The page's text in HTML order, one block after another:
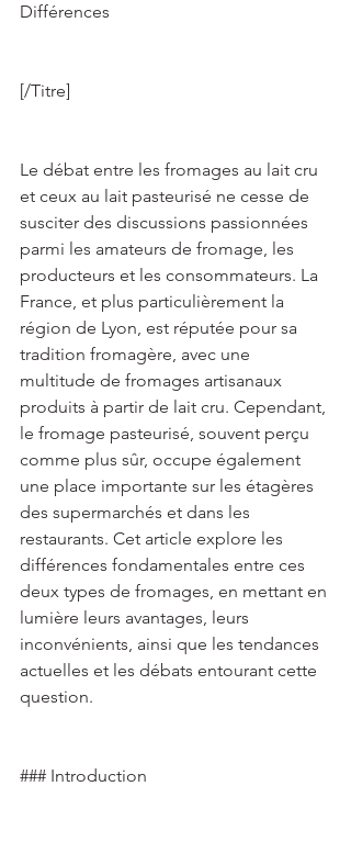
Différences
[/Titre]
Le débat entre les fromages au lait cru
et ceux au lait pasteurisé ne cesse de
susciter des discussions passionnées
parmi les amateurs de fromage, les
producteurs et les consommateurs. La
France, et plus particulièrement la
région de Lyon, est réputée pour sa
tradition fromagère, avec une
multitude de fromages artisanaux
produits à partir de lait cru. Cependant,
le fromage pasteurisé, souvent perçu
comme plus sûr, occupe également
une place importante sur les étagères
des supermarchés et dans les
restaurants. Cet article explore les
différences fondamentales entre ces
deux types de fromages, en mettant en
lumière leurs avantages, leurs
inconvénients, ainsi que les tendances
actuelles et les débats entourant cette
question.
### Introduction